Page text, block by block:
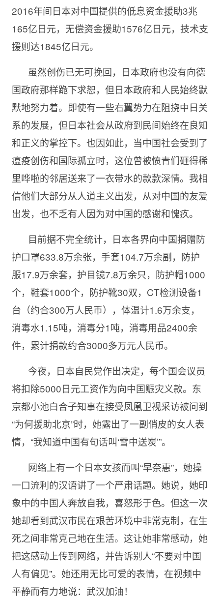
2016年间日本对中国提供的低息资金援助3兆
165亿日元，无偿资金援助1576亿日元，技术支
援则达1845亿日元。
虽然创伤已无可挽回，日本政府也没有向德
国政府那样跪下求恕，但日本政府和人民始终默
默地努力着。即使有一些右翼势力在阻挠中日关
系的发展，但日本社会从政府到民间始终在良知
和正义的掌控下。也因如此，当中国社会受到了
瘟疫创伤和国际孤立时，这位曾被愤青们砸得稀
里哗啦的邻居送来了一衣带水的款款深情。我相
信他们大部分从人道主义出发，从对中国的友爱
出发，也不乏有人因为对中国的感谢和愧疚。
目前据不完全统计，日本各界向中国捐赠防
护口罩633.8万余张，手套104.7万余副，防护
服17.9万余套，护目镜7.8万余只，防护帽1000
个，鞋套1000个，防护靴30双，CT检测设备1
台（约合300万人民币），体温计1.6万余支，
消毒水1.15吨，消毒分1吨，消毒用品2400余
件，累计捐款约合3000多万元人民币。
今夜，日本自民党作出决定，每个国会议员
将扣除5000日元工资作为向中国赈灾义款。东
京都小池白合子知事在接受凤凰卫视采访被问到
“为何援助北京”时，她露出了一副俏皮的女人表
情，“我知道中国有句话叫‘雪中送炭’”。
网络上有一个日本女孩而叫“早奈惠”，她操
一口流利的汉语讲了一个严肃话题。她说，她印
象中的中国人奔放自我，喜怒形于色。但这一次
她却看到武汉市民在艰苦环境中非常克制，在生
死之间非常克己地在生活。这让她非常感动，她
把这感动上传到网络，并告诉别人“不要对中国
人有偏见”。她还用无比可爱的表情，在视频中
平静而有力地说：武汉加油！